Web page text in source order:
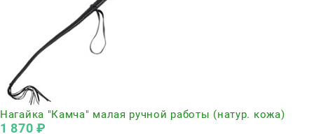
Нагайка "Камча" малая ручной работы (натур. кожа)
1 870 ₽